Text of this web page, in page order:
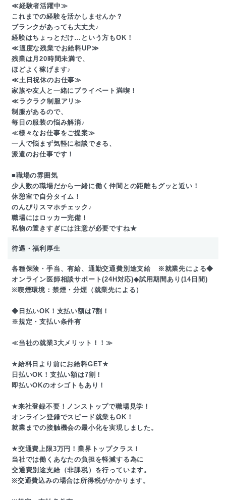
≪経験者活躍中≫
これまでの経験を活かしませんか？
ブランクがあっても大丈夫♪
経験はちょっとだけ…という方もOK！
≪適度な残業でお給料UP≫
残業は月20時間未満で、
ほどよく稼げます♪
≪土日祝休のお仕事≫
家族や友人と一緒にプライベート満喫！
≪ラクラク制服アリ≫
制服があるので、
毎日の服装の悩み解消♪
≪様々なお仕事をご提案≫
一人で悩まず気軽に相談できる、
派遣のお仕事です！
■職場の雰囲気
少人数の職場だから一緒に働く仲間との距離もグッと近い！
休憩室で自分タイム！
のんびりスマホチェック♪
職場にはロッカー完備！
私物の置きすぎには注意が必要ですね★
待遇・福利厚生
各種保険・手当、有給、通勤交通費別途支給 ※就業先による◆
オンライン医師相談サポート(24H対応)◆試用期間あり(14日間)
※喫煙環境：禁煙・分煙（就業先による）
◆日払いOK！支払い額は7割！
※規定・支払い条件有
≪当社の就業3大メリット！！≫
★給料日より前にお給料GET★
日払いOK！支払い額は7割！
即払いOKのオシゴトもあり！
★来社登録不要！ノンストップで職場見学！
オンライン登録でスピード就業もOK！
就業までの接触機会の最小化を実現しました。
★交通費上限3万円！業界トップクラス！
当社では働くあなたの負担を軽減する為に
交通費別途支給（非課税）を行っています。
※交通費込みの場合は所得税がかかります。